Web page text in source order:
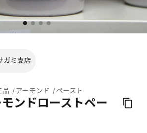
ガミ支店
品 アーモンド ペースト
ンドローストペー